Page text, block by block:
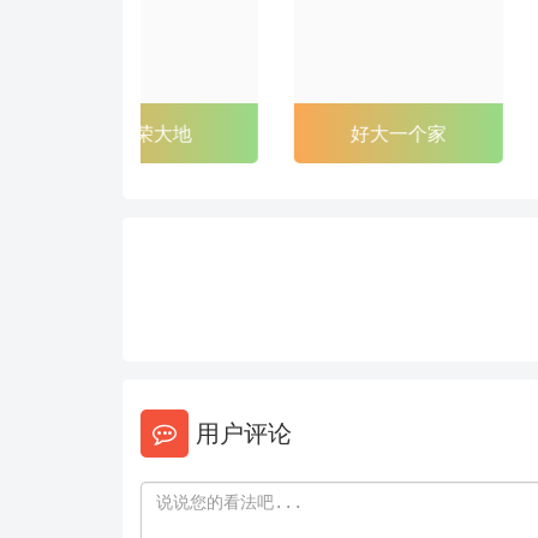
光荣大地 好大一个家
用户评论